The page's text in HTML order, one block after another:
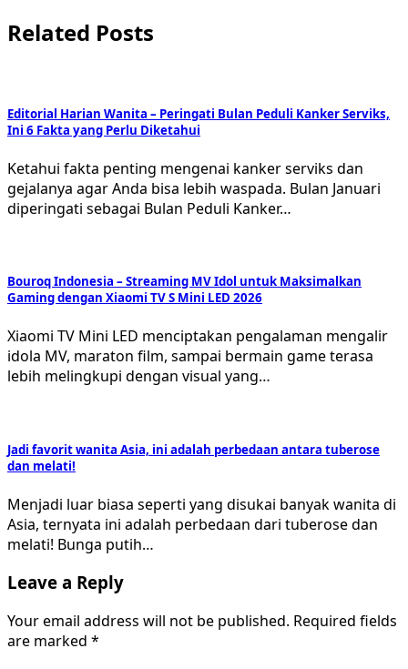
Related Posts
Editorial Harian Wanita – Peringati Bulan Peduli Kanker Serviks,
Ini 6 Fakta yang Perlu Diketahui
Ketahui fakta penting mengenai kanker serviks dan
gejalanya agar Anda bisa lebih waspada. Bulan Januari
diperingati sebagai Bulan Peduli Kanker…
Bouroq Indonesia – Streaming MV Idol untuk Maksimalkan
Gaming dengan Xiaomi TV S Mini LED 2026
Xiaomi TV Mini LED menciptakan pengalaman mengalir
idola MV, maraton film, sampai bermain game terasa
lebih melingkupi dengan visual yang…
Jadi favorit wanita Asia, ini adalah perbedaan antara tuberose
dan melati!
Menjadi luar biasa seperti yang disukai banyak wanita di
Asia, ternyata ini adalah perbedaan dari tuberose dan
melati! Bunga putih…
Leave a Reply
Your email address will not be published. Required fields
are marked *